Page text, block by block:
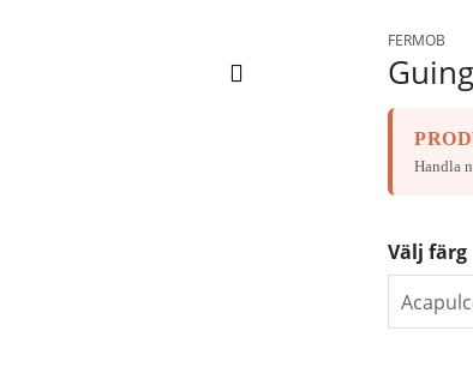
FERMOB
Handla
Välj färg